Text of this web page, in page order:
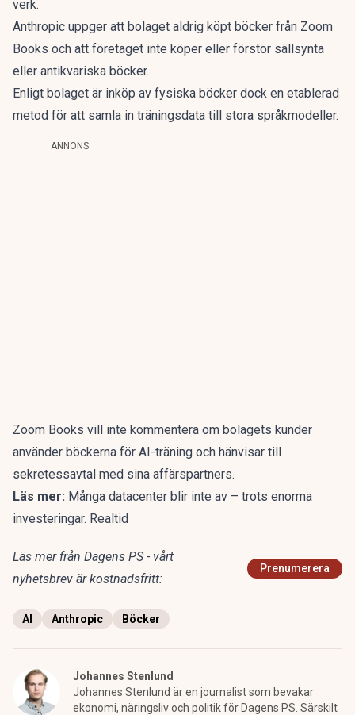
verk.
Anthropic uppger att bolaget aldrig köpt böcker från Zoom
Books och att företaget inte köper eller förstör sällsynta
eller antikvariska böcker.
Enligt bolaget är inköp av fysiska böcker dock en etablerad
metod för att samla in träningsdata till stora språkmodeller.
ANNONS
Zoom Books vill inte kommentera om bolagets kunder
använder böckerna för AI-träning och hänvisar till
sekretessavtal med sina affärspartners.
Läs mer: Många datacenter blir inte av – trots enorma
investeringar. Realtid
Läs mer från Dagens PS - vårt
nyhetsbrev är kostnadsfritt:
Prenumerera
AI Anthropic Böcker
Johannes Stenlund
Johannes Stenlund är en journalist som bevakar
ekonomi, näringsliv och politik för Dagens PS. Särskilt